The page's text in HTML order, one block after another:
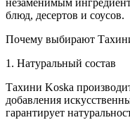
незаменимым
блюд, десертов и соусов.
Почему выбирают
1. Натуральный состав
Тахини Koska
добавления
гарантирует